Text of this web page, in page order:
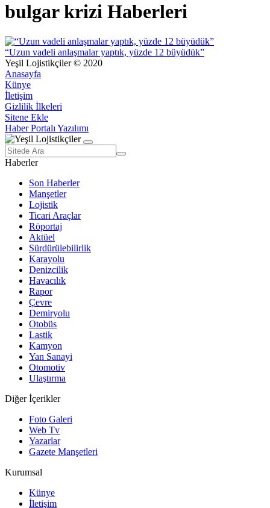
bulgar krizi Haberleri
“Uzun vadeli anlaşmalar yaptık, yüzde 12 büyüdük”
Yeşil Lojistikçiler © 2020
Anasayfa
Künye
İletişim
Gizlilik İlkeleri
Sitene Ekle
Haber Portalı Yazılımı
Haberler
Son Haberler
Manşetler
Lojistik
Ticari Araçlar
Röportaj
Aktüel
Sürdürülebilirlik
Karayolu
Denizcilik
Havacılık
Rapor
Çevre
Demiryolu
Otobüs
Lastik
Kamyon
Yan Sanayi
Otomotiv
Ulaştırma
Diğer İçerikler
Foto Galeri
Web Tv
Yazarlar
Gazete Manşetleri
Kurumsal
Künye
İletişim